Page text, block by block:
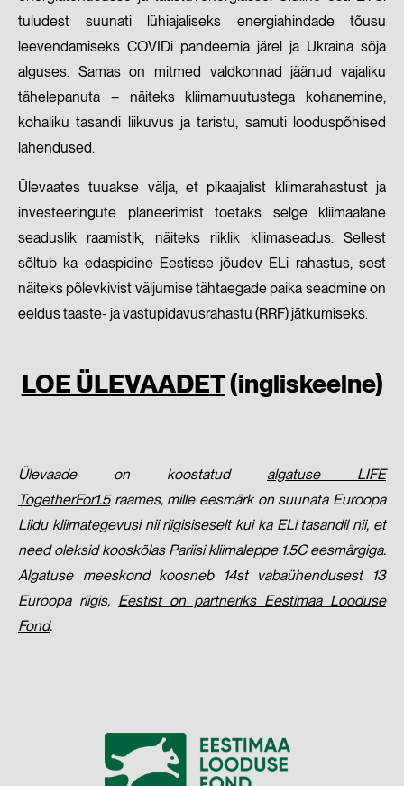
tuludest suunati lühiajaliseks energiahindade tõusu
leevendamiseks COVIDi pandeemia järel ja Ukraina sõja
alguses. Samas on mitmed valdkonnad jäänud vajaliku
tähelepanuta – näiteks kliimamuutustega kohanemine,
kohaliku tasandi liikuvus ja taristu, samuti looduspõhised
lahendused.
Ülevaates tuuakse välja, et pikaajalist kliimarahastust ja
investeeringute planeerimist toetaks selge kliimaalane
seaduslik raamistik, näiteks riiklik kliimaseadus. Sellest
sõltub ka edaspidine Eestisse jõudev ELi rahastus, sest
näiteks põlevkivist väljumise tähtaegade paika seadmine on
eeldus taaste- ja vastupidavusrahastu (RRF) jätkumiseks.
LOE ÜLEVAADET(ingliskeelne)
Ülevaade on koostatud algatuse LIFE
TogetherFor1.5raames, mille eesmärk on suunata Euroopa
Liidu kliimategevusi nii riigisiseselt kui ka ELi tasandil nii, et
need oleksid kooskõlas Pariisi kliimaleppe 1.5C eesmärgiga.
Algatuse meeskond koosneb 14st vabaühendusest 13
Euroopa riigis, Eestist on partneriks Eestimaa Looduse
Fond.